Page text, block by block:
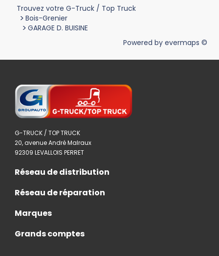
Trouvez votre G-Truck / Top Truck
> Bois-Grenier
> GARAGE D. BUISINE
Powered by evermaps ©
G-TRUCK / TOP TRUCK
20, avenue André Malraux
92309 LEVALLOIS PERRET
Réseau de distribution
Réseau de réparation
Marques
Grands comptes